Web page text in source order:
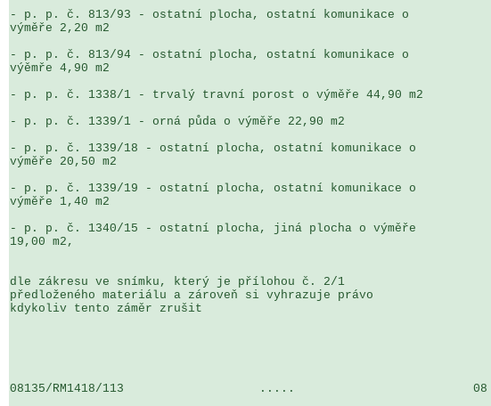
- p. p. č. 813/93 - ostatní plocha, ostatní komunikace o
výměře 2,20 m2
- p. p. č. 813/94 - ostatní plocha, ostatní komunikace o
výěmře 4,90 m2
- p. p. č. 1338/1 - trvalý travní porost o výměře 44,90 m2
- p. p. č. 1339/1 - orná půda o výměře 22,90 m2
- p. p. č. 1339/18 - ostatní plocha, ostatní komunikace o
výměře 20,50 m2
- p. p. č. 1339/19 - ostatní plocha, ostatní komunikace o
výměře 1,40 m2
- p. p. č. 1340/15 - ostatní plocha, jiná plocha o výměře
19,00 m2,
dle zákresu ve snímku, který je přílohou č. 2/1
předloženého materiálu a zároveň si vyhrazuje právo
kdykoliv tento záměr zrušit
08135/RM1418/113                   .....                         08